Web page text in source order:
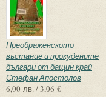
Преображенското
въстание и прокудените
българи от бащин край
Стефан Апостолов
6,00 лв. / 3,06 €